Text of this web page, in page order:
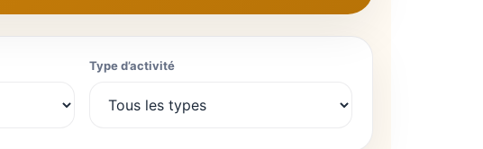
Type d’activité